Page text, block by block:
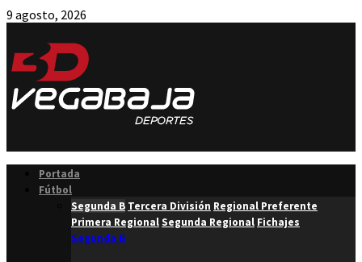
9 agosto, 2026
Portada
Fútbol
Segunda B Tercera División Regional Preferente
Primera RegionalSegunda Regional Fichajes
Segunda B